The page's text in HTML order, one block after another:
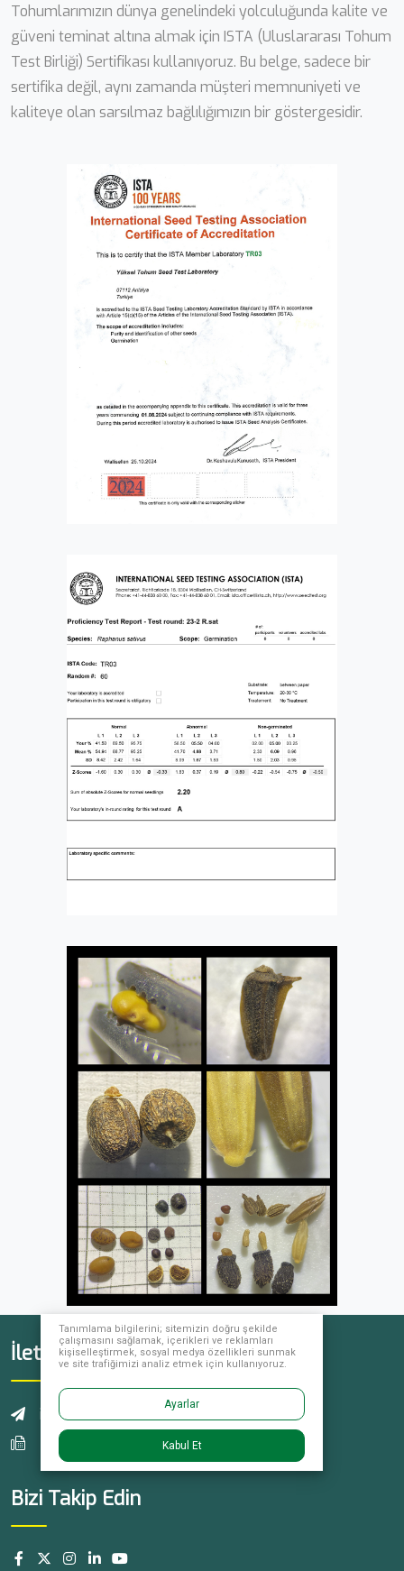
Tohumlarımızın dünya genelindeki yolculuğunda kalite ve
güveni teminat altına almak için ISTA (Uluslararası Tohum
Test Birliği) Sertifikası kullanıyoruz. Bu belge, sadece bir
sertifika değil, aynı zamanda müşteri memnuniyeti ve
kaliteye olan sarsılmaz bağlılığımızın bir göstergesidir.
İletişim
info@yukseltohum.com
+90 242 461 23 93
Bizi Takip Edin
Tanımlama bilgilerini; sitemizin doğru şekilde
çalışmasını sağlamak, içerikleri ve reklamları
kişiselleştirmek, sosyal medya özellikleri sunmak
ve site trafiğimizi analiz etmek için kullanıyoruz.
Ayarlar
Kabul Et